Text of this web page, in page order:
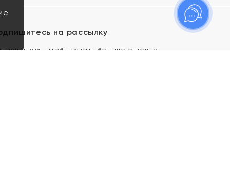
на рассылку
чтобы узнать больше о новых